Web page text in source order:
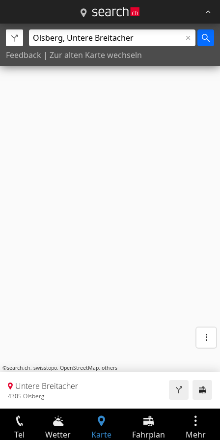
Feedback | Zur alten Karte wechseln
©search.ch, swisstopo, OpenStreetMap, others
Untere Breitacher
4305 Olsberg
Tel Wetter Karte Fahrplan Mehr